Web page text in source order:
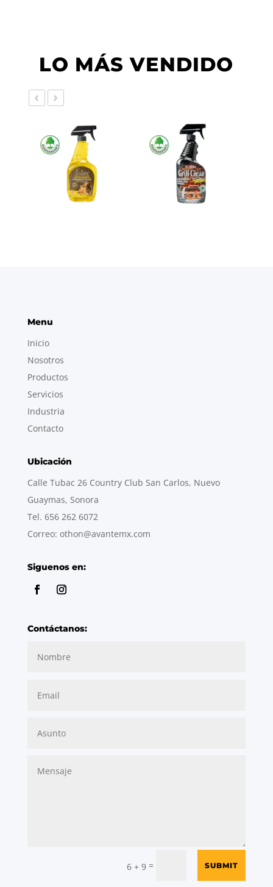
LO MÁS VENDIDO
‹ ›
Menu
Inicio
Nosotros
Productos
Servicios
Industria
Contacto
Ubicación
Calle Tubac 26 Country Club San Carlos, Nuevo
Guaymas, Sonora
Tel. 656 262 6072
Correo: othon@avantemx.com
Siguenos en:
Contáctanos:
6 + 9 = SUBMIT